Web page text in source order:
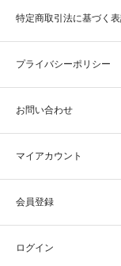
特定商取引法に基づく
プライバシーポリシー
お問い合わせ
マイアカウント
会員登録
ログイン